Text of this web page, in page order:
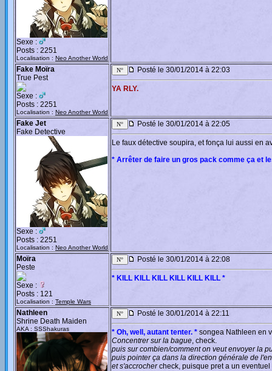
Sexe :
Posts : 2251
Localisation : Neo Another World
Fake Moïra
True Pest
Sexe :
Posts : 2251
Localisation : Neo Another World
Posté le 30/01/2014 à 22:03
YA RLY.
Fake Jet
Fake Detective
Sexe :
Posts : 2251
Localisation : Neo Another World
Posté le 30/01/2014 à 22:05
Le faux détective soupira, et fonça lui aussi en
* Arrêter de faire un gros pack comme ça et
Moïra
Peste
Sexe :
Posts : 121
Localisation : Temple Wars
Posté le 30/01/2014 à 22:08
* KILL KILL KILL KILL KILL KILL *
Nathleen
Shrine Death Maiden
AKA : SSShakuras
Posté le 30/01/2014 à 22:11
* Oh, well, autant tenter. * songea Nathleen en
Concentrer sur la bague, check.
puis sur combien/comment on veut envoyer la
puis pointer ça dans la direction générale de
et s'accrochercheck, puisque pret a un eventuel